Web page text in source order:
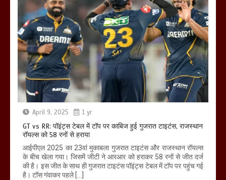
April 9, 2025 1 yr
GT vs RR: पॉइंट्स टेबल में टॉप पर काबिज हुई गुजरात टाइटंस, राजस्थान
रॉयल्स को 58 रनों से हराया
आईपीएल 2025 का 23वां मुकाबला गुजरात टाइटंस और राजस्थान रॉयल्स
के बीच खेला गया। जिसमें जीटी ने आरआर को हराकर 58 रनों से जीत दर्ज
की है। इस जीत के साथ ही गुजरात टाइटंस पॉइंट्स टेबल में टॉप पर पहुंच गई
है। टॉस गंवाकर पहले […]